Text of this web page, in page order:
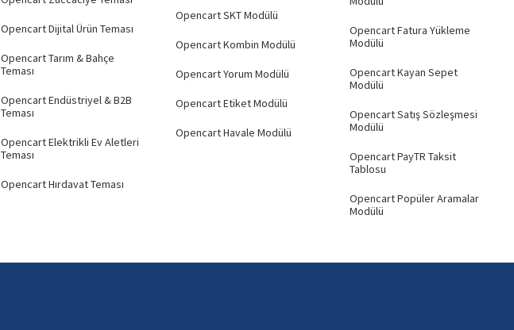
Opencart Dijital Ürün Teması
Opencart Tarım & Bahçe
Teması
Opencart Endüstriyel & B2B
Teması
Opencart Elektrikli Ev Aletleri
Teması
Opencart Hırdavat Teması
Opencart SKT Modülü
Opencart Kombin Modülü
Opencart Yorum Modülü
Opencart Etiket Modülü
Opencart Havale Modülü
Opencart Fatura Yükleme
Modülü
Opencart Kayan Sepet
Modülü
Opencart Satış Sözleşmesi
Modülü
Opencart PayTR Taksit
Tablosu
Opencart Popüler Aramalar
Modülü